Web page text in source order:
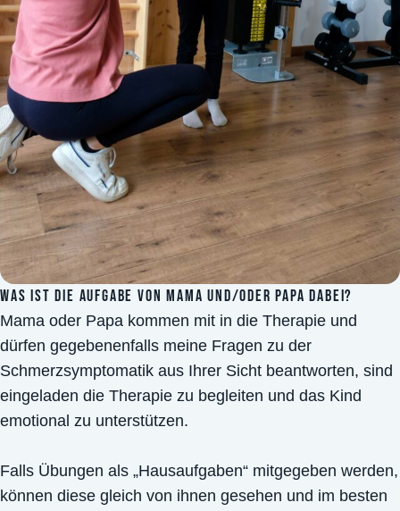
WAS IST DIE AUFGABE VON MAMA UND/ODER PAPA DABEI?
Mama oder Papa kommen mit in die Therapie und
dürfen gegebenenfalls meine Fragen zu der
Schmerzsymptomatik aus Ihrer Sicht beantworten, sind
eingeladen die Therapie zu begleiten und das Kind
emotional zu unterstützen.
Falls Übungen als „Hausaufgaben“ mitgegeben werden,
können diese gleich von ihnen gesehen und im besten